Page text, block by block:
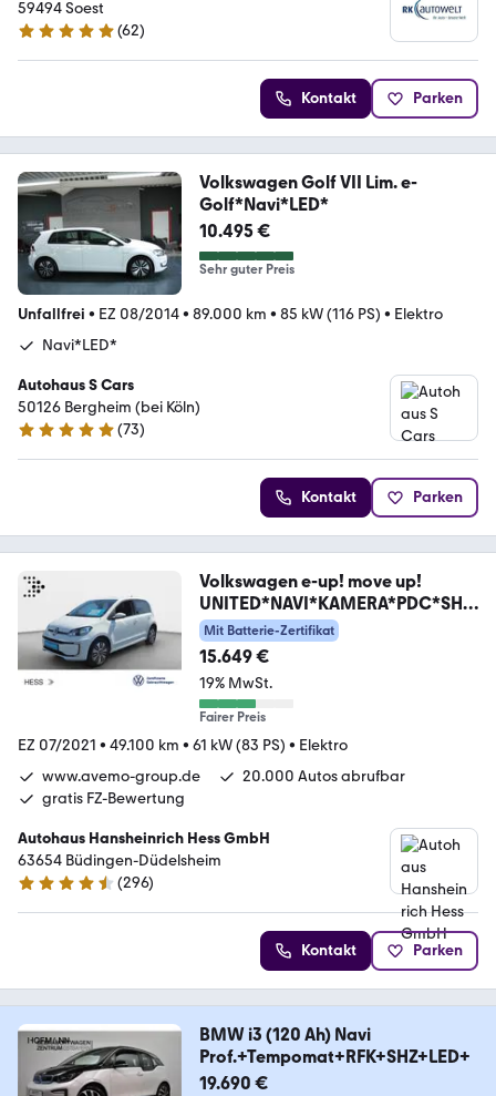
59494 Soest
5 Sterne
(62)
Kontakt Parken
Volkswagen Golf VII Lim. e-
Golf*Navi*LED*
10.495 €
Sehr guter Preis
Unfallfrei • EZ 08/2014• 89.000 km • 85 kW (116 PS) • Elektro
Navi*LED*
Autohaus S Cars
50126 Bergheim (bei Köln)
4.8 Sterne
(73)
Kontakt Parken
Volkswagen e-up! move up!
UNITED*NAVI*KAMERA*PDC*SHZ
*KLIMA
Mit Batterie-Zertifikat
15.649 €
19% MwSt.
Fairer Preis
EZ 07/2021 • 49.100 km • 61 kW (83 PS) • Elektro
www.avemo-group.de
20.000 Autos abrufbar
gratis FZ-Bewertung
Autohaus Hansheinrich Hess GmbH
63654 Büdingen-Düdelsheim
4.3 Sterne
(296)
Kontakt Parken
BMW i3 (120 Ah) Navi
Prof.+Tempomat+RFK+SHZ+LED+
19.690 €